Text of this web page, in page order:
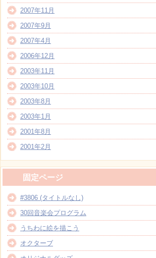
2007年11月
2007年9月
2007年4月
2006年12月
2003年11月
2003年10月
2003年8月
2003年1月
2001年8月
2001年2月
固定ページ
#3806 (タイトルなし)
30回音楽会プログラム
うちわに絵を描こう
オクターブ